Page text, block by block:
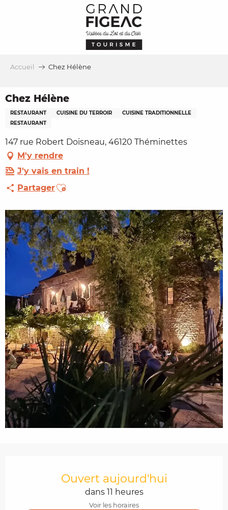
Accueil Chez Hélène
Chez Hélène
RESTAURANT CUISINE DU TERROIR
CUISINE TRADITIONNELLE
RESTAURANT
147 rue Robert Doisneau, 46120 Théminettes
M'y rendre
J'y vais en train !
PartagerAjouter aux favoris
Ouvert aujourd'hui
dans 11 heures
Voir les horaires